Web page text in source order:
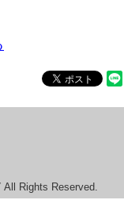
All Rights Reserved.